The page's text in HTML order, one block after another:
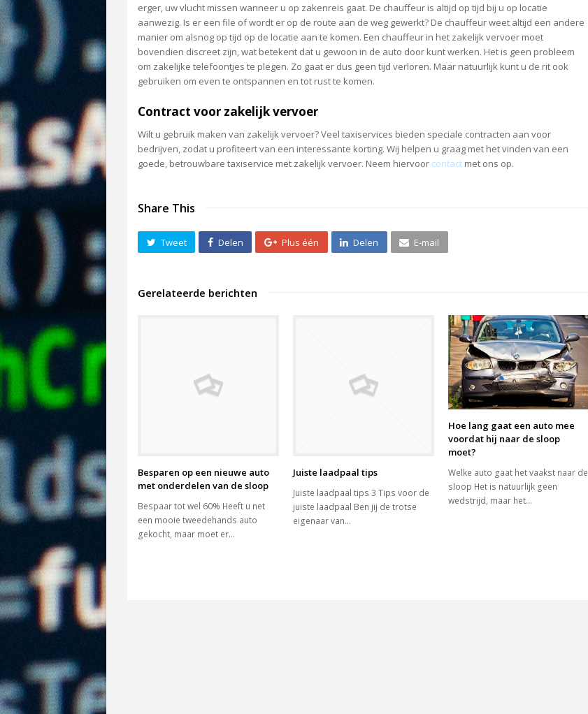
erger, uw vlucht missen wanneer u op zakenreis gaat. De chauffeur is altijd op tijd bij u op locatie
aanwezig. Is er een file of wordt er op de route aan de weg gewerkt? De chauffeur weet altijd een andere
manier om alsnog op tijd op de locatie aan te komen. Een chauffeur in het zakelijk vervoer moet
bovendien discreet zijn, wat betekent dat u gewoon in de auto door kunt werken. Het is geen probleem
om zakelijke telefoontjes te plegen. Zo gaat er dus geen tijd verloren. Maar natuurlijk kunt u de rit ook
gebruiken om even te ontspannen en tot rust te komen.
Contract voor zakelijk vervoer
Wilt u gebruik maken van zakelijk vervoer? Veel taxiservices bieden speciale contracten aan voor
bedrijven, zodat u profiteert van een interessante korting. Wij helpen u graag met het vinden van een
goede, betrouwbare taxiservice met zakelijk vervoer. Neem hiervoor contact met ons op.
Share This
Tweet Delen Plus één Delen E-mail
Gerelateerde berichten
Besparen op een nieuwe auto
met onderdelen van de sloop
Bespaar tot wel 60% Heeft u net
een mooie tweedehands auto
gekocht, maar moet er…
Juiste laadpaal tips
Juiste laadpaal tips 3 Tips voor de
juiste laadpaal Ben jij de trotse
eigenaar van…
Hoe lang gaat een auto mee
voordat hij naar de sloop
moet?
Welke auto gaat het vaakst naar de
sloop Het is natuurlijk geen
wedstrijd, maar het…